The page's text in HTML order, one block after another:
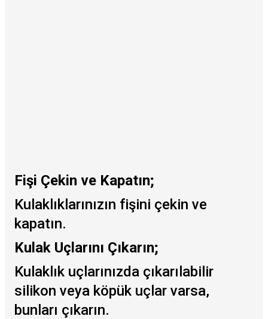
Fişi Çekin ve Kapatın;
Kulaklıklarınızın fişini çekin ve
kapatın.
Kulak Uçlarını Çıkarın;
Kulaklık uçlarınızda çıkarılabilir
silikon veya köpük uçlar varsa,
bunları çıkarın.